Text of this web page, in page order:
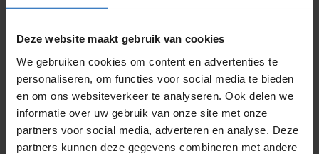
Deze website maakt gebruik van cookies
We gebruiken cookies om content en advertenties te
personaliseren, om functies voor social media te bieden
en om ons websiteverkeer te analyseren. Ook delen we
informatie over uw gebruik van onze site met onze
partners voor social media, adverteren en analyse. Deze
partners kunnen deze gegevens combineren met andere